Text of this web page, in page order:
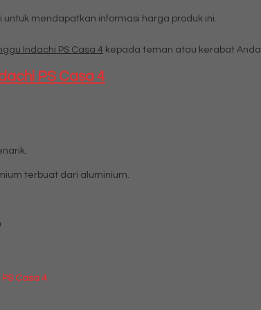
mendapatkan informasi harga produk ini.
Indachi PS Casa 4 kepada teman atau kerabat Anda.
PS Casa 4
terbuat dari aluminium.
Casa 4